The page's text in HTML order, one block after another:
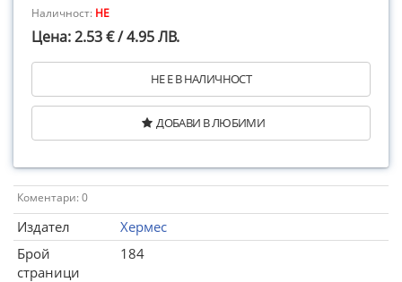
Наличност: НЕ
Цена: 2.53 € / 4.95 ЛВ.
НЕ Е В НАЛИЧНОСТ
ДОБАВИ В ЛЮБИМИ
Коментари: 0
Издател
Хермес
Брой
страници
184